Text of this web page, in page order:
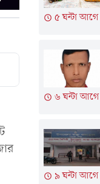
৫ ঘন্টা আগে
৬ ঘন্টা আগে
৯ ঘন্টা আগে